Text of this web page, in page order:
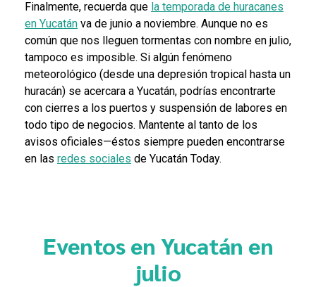
Finalmente, recuerda que la temporada de huracanes
en Yucatán va de junio a noviembre. Aunque no es
común que nos lleguen tormentas con nombre en julio,
tampoco es imposible. Si algún fenómeno
meteorológico (desde una depresión tropical hasta un
huracán) se acercara a Yucatán, podrías encontrarte
con cierres a los puertos y suspensión de labores en
todo tipo de negocios. Mantente al tanto de los
avisos oficiales—éstos siempre pueden encontrarse
en las redes sociales de Yucatán Today.
Eventos en Yucatán en
julio